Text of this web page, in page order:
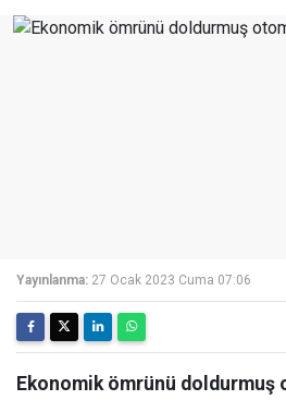
Yayınlanma: 27 Ocak 2023 Cuma 07:06
Ekonomik ömrünü